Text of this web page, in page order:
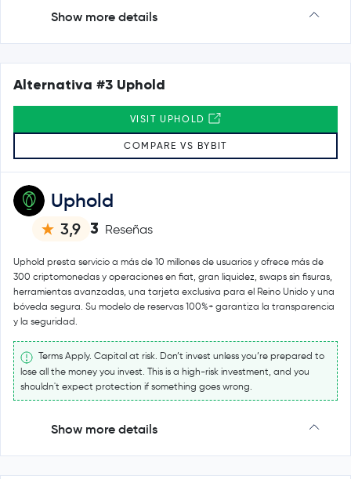
Show more details
Uphold
3,9 3 Reseñas
Uphold presta servicio a más de 10 millones de usuarios y ofrece más de
300 criptomonedas y operaciones en fiat, gran liquidez, swaps sin fisuras,
herramientas avanzadas, una tarjeta exclusiva para el Reino Unido y una
bóveda segura. Su modelo de reservas 100%+ garantiza la transparencia
y la seguridad.
Terms Apply. Capital at risk. Don’t invest unless you’re prepared to
lose all the money you invest. This is a high-risk investment, and you
shouldn't expect protection if something goes wrong.
Show more details
Alternativa #3 Uphold
VISIT UPHOLD
COMPARE VS BYBIT